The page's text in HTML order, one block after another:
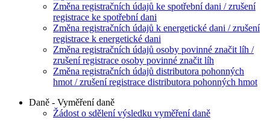
Změna registračních údajů ke spotřební dani / zrušení
registrace ke spotřební dani
Změna registračních údajů k energetické dani / zrušení
registrace k energetické dani
Změna registračních údajů osoby povinné značit líh /
zrušení registrace osoby povinné značit líh
Změna registračních údajů distributora pohonných
hmot / zrušení registrace distributora pohonných hmot
Daně - Vyměření daně
Žádost o sdělení výsledku vyměření daně